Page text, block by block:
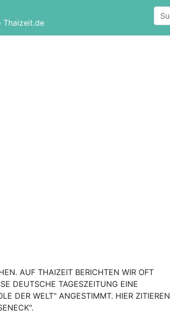
AUF THAIZEIT BERICHTEN WIR OFT
DEUTSCHE TAGESZEITUNG EINE L
DER WELT" ANGESTIMMT. HIER ZITIEREN W